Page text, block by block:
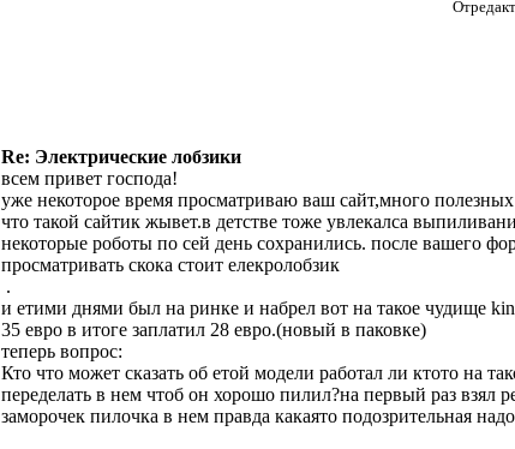
Re: Электрические лобзики
всем привет господа!
уже некоторое время просматриваю ваш сайт,много полезных
что такой сайтик жывет.в детстве тоже увлекалса
некоторые роботы по сей день сохранились. после вашего
просматривать скока стоит елекролобзик
.
и етими днями был на ринке и набрел вот на такое чудище
35 евро в итоге заплатил 28 евро.(новый в паковке)
теперь вопрос:
Кто что может сказать об етой модели работал ли ктото на
переделать в нем чтоб он хорошо пилил?на первый раз взял
заморочек пилочка в нем правда какаято подозрительная